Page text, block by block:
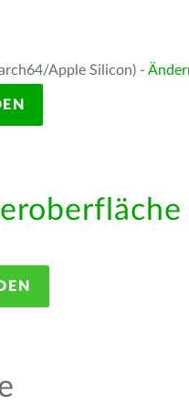
Apple Silicon) -